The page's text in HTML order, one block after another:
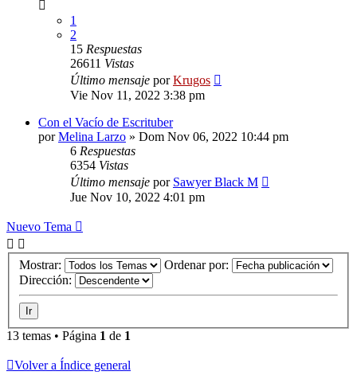
1
2
15 Respuestas
26611 Vistas
Último mensaje porKrugos
Vie Nov 11, 2022 3:38 pm
Con el Vacío de Escrituber
porMelina Larzo » Dom Nov 06, 2022 10:44 pm
6 Respuestas
6354 Vistas
Último mensaje por Sawyer Black M
Jue Nov 10, 2022 4:01 pm
Nuevo Tema
Mostrar:
Ordenar por:
Dirección:
13 temas • Página 1 de 1
Volver a Índice general